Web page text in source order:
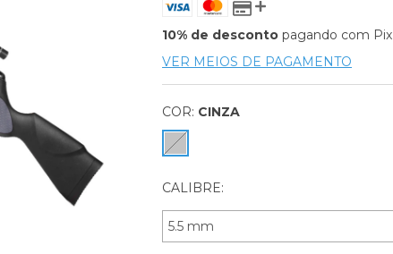
10% de desconto pagando com Pix
VER MEIOS DE PAGAMENTO
COR: CINZA
CALIBRE: